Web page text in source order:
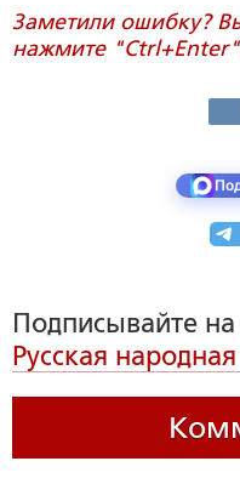
Заметили ошибку?
нажмите
Подписывайте
Русская